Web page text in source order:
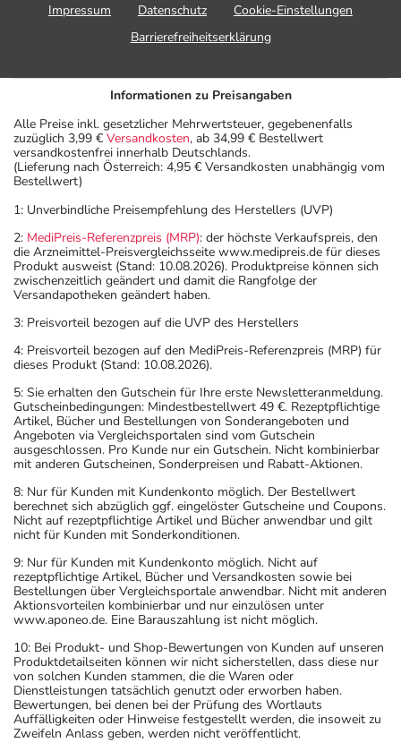
Impressum
Datenschutz
Cookie-Einstellungen
Barrierefreiheitserklärung
Informationen zu Preisangaben
Alle Preise inkl. gesetzlicher Mehrwertsteuer, gegebenenfalls
zuzüglich 3,99 € Versandkosten, ab 34,99 € Bestellwert
versandkostenfrei innerhalb Deutschlands.
(Lieferung nach Österreich: 4,95 € Versandkosten unabhängig vom
Bestellwert)
1: Unverbindliche Preisempfehlung des Herstellers (UVP)
2: MediPreis-Referenzpreis (MRP): der höchste Verkaufspreis, den
die Arzneimittel-Preisvergleichsseite www.medipreis.de für dieses
Produkt ausweist (Stand: 10.08.2026). Produktpreise können sich
zwischenzeitlich geändert und damit die Rangfolge der
Versandapotheken geändert haben.
3: Preisvorteil bezogen auf die UVP des Herstellers
4: Preisvorteil bezogen auf den MediPreis-Referenzpreis (MRP) für
dieses Produkt (Stand: 10.08.2026).
5: Sie erhalten den Gutschein für Ihre erste Newsletteranmeldung.
Gutscheinbedingungen: Mindestbestellwert 49 €. Rezeptpflichtige
Artikel, Bücher und Bestellungen von Sonderangeboten und
Angeboten via Vergleichsportalen sind vom Gutschein
ausgeschlossen. Pro Kunde nur ein Gutschein. Nicht kombinierbar
mit anderen Gutscheinen, Sonderpreisen und Rabatt-Aktionen.
8: Nur für Kunden mit Kundenkonto möglich. Der Bestellwert
berechnet sich abzüglich ggf. eingelöster Gutscheine und Coupons.
Nicht auf rezeptpflichtige Artikel und Bücher anwendbar und gilt
nicht für Kunden mit Sonderkonditionen.
9: Nur für Kunden mit Kundenkonto möglich. Nicht auf
rezeptpflichtige Artikel, Bücher und Versandkosten sowie bei
Bestellungen über Vergleichsportale anwendbar. Nicht mit anderen
Aktionsvorteilen kombinierbar und nur einzulösen unter
www.aponeo.de. Eine Barauszahlung ist nicht möglich.
10: Bei Produkt- und Shop-Bewertungen von Kunden auf unseren
Produktdetailseiten können wir nicht sicherstellen, dass diese nur
von solchen Kunden stammen, die die Waren oder
Dienstleistungen tatsächlich genutzt oder erworben haben.
Bewertungen, bei denen bei der Prüfung des Wortlauts
Auffälligkeiten oder Hinweise festgestellt werden, die insoweit zu
Zweifeln Anlass geben, werden nicht veröffentlicht.